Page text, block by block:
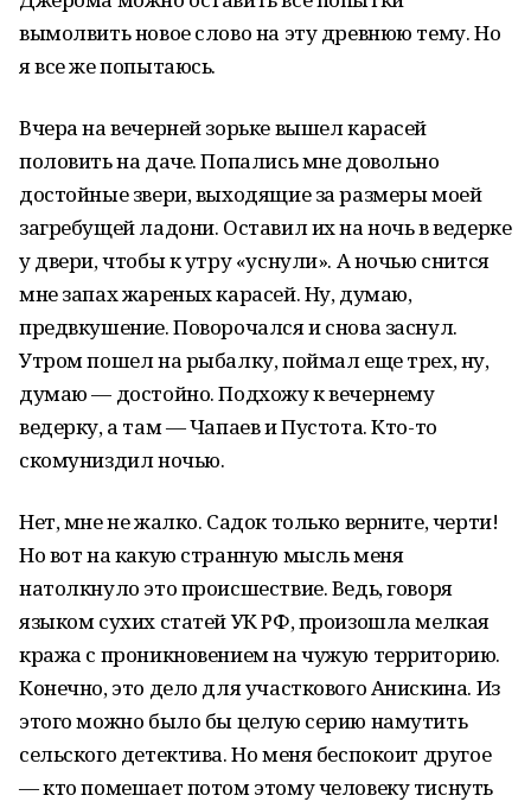
вымолвить новое слово на эту древнюю тему. Но
я все же попытаюсь.
Вчера на вечерней зорьке вышел карасей
половить на даче. Попались мне довольно
достойные звери, выходящие за размеры моей
загребущей ладони. Оставил их на ночь в ведерке
у двери, чтобы к утру «уснули». А ночью снится
мне запах жареных карасей. Ну, думаю,
предвкушение. Поворочался и снова заснул.
Утром пошел на рыбалку, поймал еще трех, ну,
думаю — достойно. Подхожу к вечернему
ведерку, а там — Чапаев и Пустота. Кто-то
скомуниздил ночью.
Нет, мне не жалко. Садок только верните, черти!
Но вот на какую странную мысль меня
натолкнуло это происшествие. Ведь, говоря
языком сухих статей УК РФ, произошла мелкая
кража с проникновением на чужую территорию.
Конечно, это дело для участкового Анискина. Из
этого можно было бы целую серию намутить
сельского детектива. Но меня беспокоит другое
— кто помешает потом этому человеку тиснуть